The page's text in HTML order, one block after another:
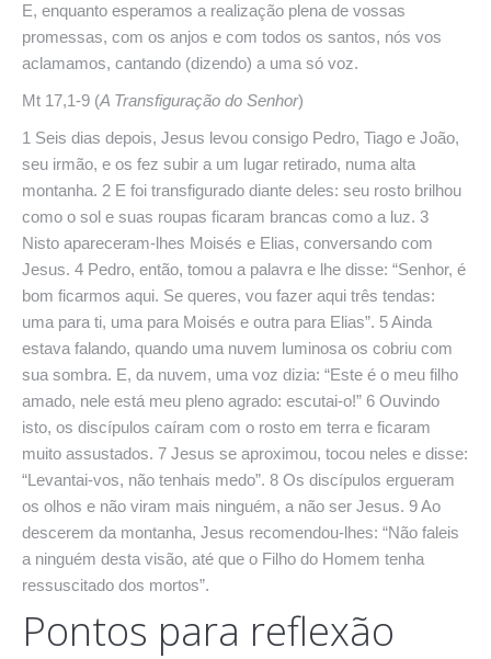
E, enquanto esperamos a realização plena de vossas
promessas, com os anjos e com todos os santos, nós vos
aclamamos, cantando (dizendo) a uma só voz.
Mt 17,1-9 (A Transfiguração do Senhor)
1 Seis dias depois, Jesus levou consigo Pedro, Tiago e João,
seu irmão, e os fez subir a um lugar retirado, numa alta
montanha. 2 E foi transfigurado diante deles: seu rosto brilhou
como o sol e suas roupas ficaram brancas como a luz. 3
Nisto apareceram-lhes Moisés e Elias, conversando com
Jesus. 4 Pedro, então, tomou a palavra e lhe disse: “Senhor, é
bom ficarmos aqui. Se queres, vou fazer aqui três tendas:
uma para ti, uma para Moisés e outra para Elias”. 5 Ainda
estava falando, quando uma nuvem luminosa os cobriu com
sua sombra. E, da nuvem, uma voz dizia: “Este é o meu filho
amado, nele está meu pleno agrado: escutai-o!” 6 Ouvindo
isto, os discípulos caíram com o rosto em terra e ficaram
muito assustados. 7 Jesus se aproximou, tocou neles e disse:
“Levantai-vos, não tenhais medo”. 8 Os discípulos ergueram
os olhos e não viram mais ninguém, a não ser Jesus. 9 Ao
descerem da montanha, Jesus recomendou-lhes: “Não faleis
a ninguém desta visão, até que o Filho do Homem tenha
ressuscitado dos mortos”.
Pontos para reflexão